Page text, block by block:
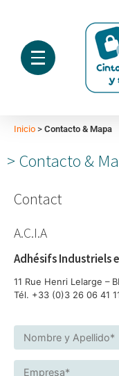
Inicio > Contacto & Mapa
Contacto &
Contact
A.C.I.A
Adhésifs Industriels
11 Rue Henri Lelarge –
Tél. +33 (0)3 26 06 41